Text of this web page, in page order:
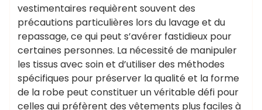
vestimentaires requièrent souvent des
précautions particulières lors du lavage et du
repassage, ce qui peut s’avérer fastidieux pour
certaines personnes. La nécessité de manipuler
les tissus avec soin et d’utiliser des méthodes
spécifiques pour préserver la qualité et la forme
de la robe peut constituer un véritable défi pour
celles qui préfèrent des vêtements plus faciles à